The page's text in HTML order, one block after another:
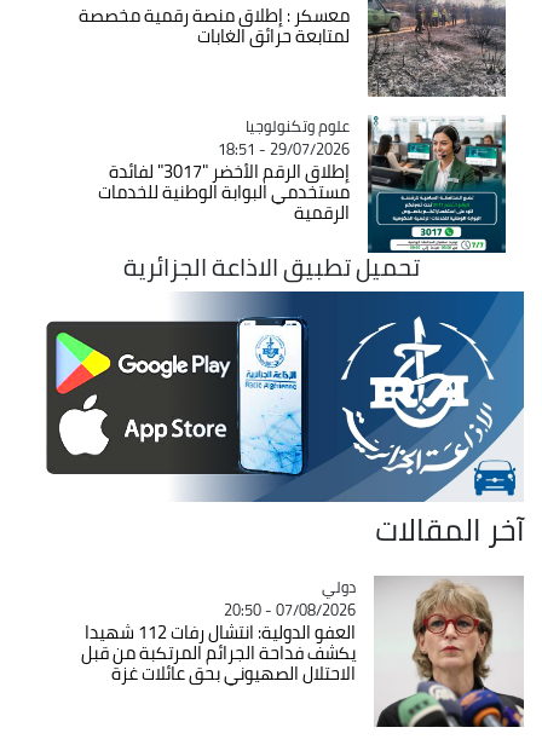
معسكر : إطلاق منصة رقمية مخصصة
لمتابعة حرائق الغابات
Catégorie
علوم وتكنولوجيا
29/07/2026 - 18:51
إطلاق الرقم الأخضر "3017" لفائدة
مستخدمي البوابة الوطنية للخدمات
الرقمية
تحميل تطبيق الاذاعة الجزائرية
آخر المقالات
Catégorie
دولي
07/08/2026 - 20:50
العفو الدولية: انتشال رفات 112 شهيدا
يكشف فداحة الجرائم المرتكبة من قبل
الاحتلال الصهيوني بحق عائلات غزة